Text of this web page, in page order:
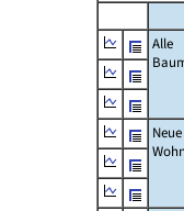
Alle
Neue